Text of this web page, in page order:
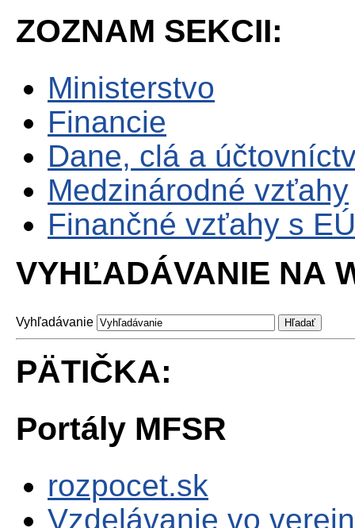
ZOZNAM SEKCII:
Ministerstvo
Financie
Dane, clá a
Medzinárodné vzťahy
Finančné vzťahy s EÚ
VYHĽADÁVANIE NA
Vyhľadávanie
PÄTIČKA:
Portály MFSR
rozpocet.sk
Vzdelávanie vo